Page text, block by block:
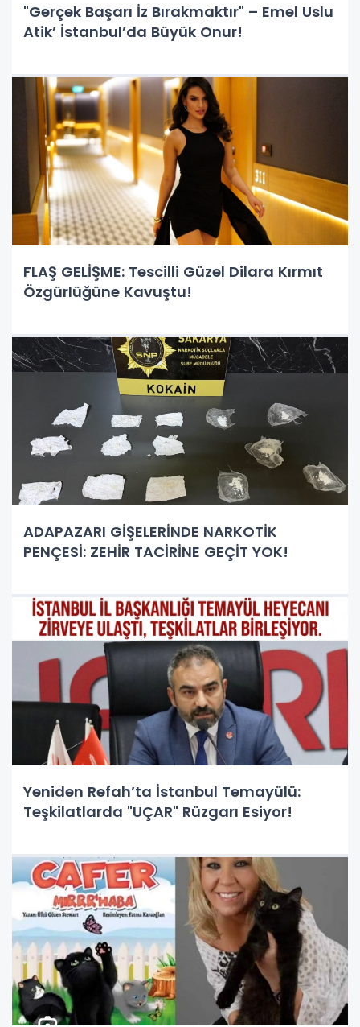
"Gerçek Başarı İz Bırakmaktır" – Emel Uslu
Atik’ İstanbul’da Büyük Onur!
FLAŞ GELİŞME: Tescilli Güzel Dilara Kırmıt
Özgürlüğüne Kavuştu!
ADAPAZARI GİŞELERİNDE NARKOTİK
PENÇESİ: ZEHİR TACİRİNE GEÇİT YOK!
Yeniden Refah’ta İstanbul Temayülü:
Teşkilatlarda "UÇAR" Rüzgarı Esiyor!